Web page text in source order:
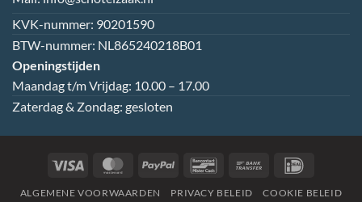
KVK-nummer: 90201590
BTW-nummer: NL865240218B01
Openingstijden
Maandag t/m Vrijdag: 10.00 – 17.00
Zaterdag & Zondag: gesloten
Visa MasterCardPayPal BancontactBank
ALGEMENE VOORWAARDEN PRIVACY BELEID COOKIE BELEID